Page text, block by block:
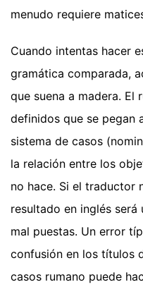
menudo requiere
Cuando intentas hacer
gramática comparada,
que suena a madera. El
definidos que se pegan
sistema de casos
la relación entre los
no hace. Si el traductor
resultado en inglés
mal puestas. Un error
confusión en los títulos
casos rumano puede